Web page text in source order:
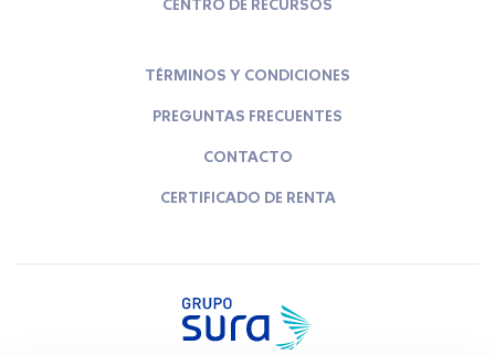
CENTRO DE RECURSOS
TÉRMINOS Y CONDICIONES
PREGUNTAS FRECUENTES
CONTACTO
CERTIFICADO DE RENTA